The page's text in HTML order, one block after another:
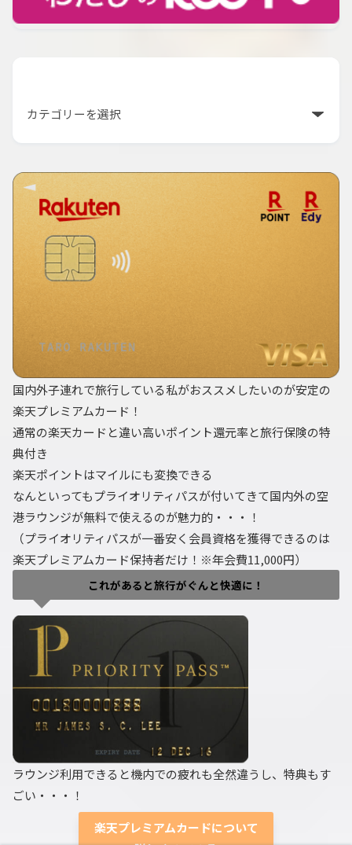
国内外子連れで旅行している私がおススメしたいのが安定の
楽天プレミアムカード！
通常の楽天カードと違い高いポイント還元率と旅行保険の特
典付き
楽天ポイントはマイルにも変換できる
なんといってもプライオリティパスが付いてきて国内外の空
港ラウンジが無料で使えるのが魅力的・・・！
（プライオリティパスが一番安く会員資格を獲得できるのは
楽天プレミアムカード保持者だけ！※年会費11,000円）
これがあると旅行がぐんと快適に！
ラウンジ利用できると機内での疲れも全然違うし、特典もす
ごい・・・！
楽天プレミアムカードについて